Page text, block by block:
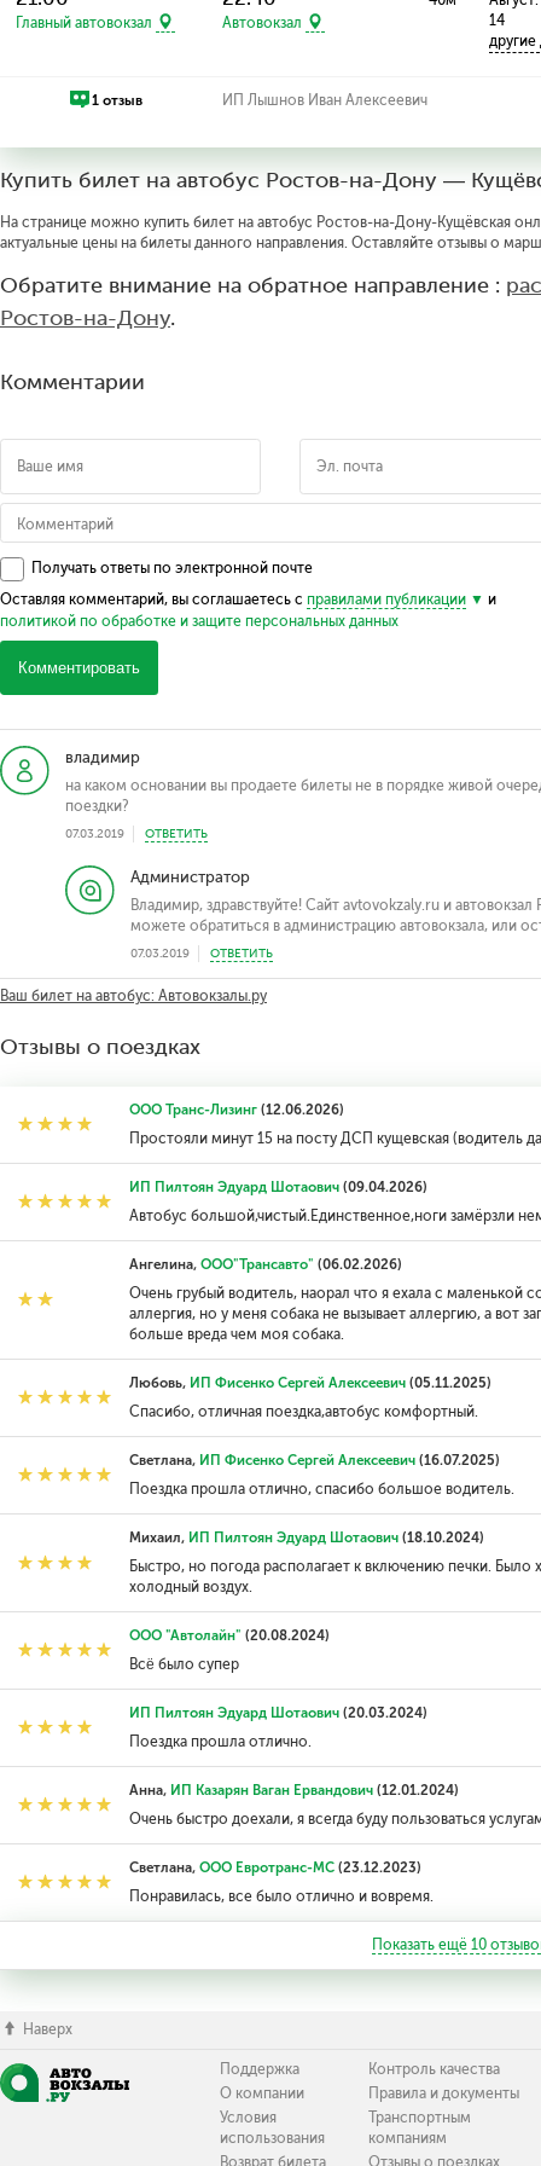
Главный автовокзал Автовокзал
14
1 отзыв ИП Лышнов Иван Алексеевич
Купить билет на автобус Ростов-на-Дону —
На странице можно купить билет на автобус Ростов-на-Дону-Кущёвская
актуальные цены на билеты данного направления. Оставляйте отзывы о
Обратите внимание на обратное направление :
Ростов-на-Дону.
Комментарии
Получать ответы по электронной почте
Оставляя комментарий, вы соглашаетесь с правилами публикации
и
политикой по обработке и защите персональных данных
Комментировать
владимир
на каком основании вы продаете билеты не в порядке живой
поездки?
07.03.2019 ОТВЕТИТЬ
Администратор
Владимир, здравствуйте! Сайт avtovokzaly.ru и
можете обратиться в администрацию автовокзала, или
07.03.2019 ОТВЕТИТЬ
Ваш билет на автобус: Автовокзалы.ру
Отзывы о поездках
ООО Транс-Лизинг(12.06.2026)
Простояли минут 15 на посту ДСП кущевская (водитель
ИП Пилтоян Эдуард Шотаович(09.04.2026)
Автобус большой,чистый.Единственное,ноги замёрзли
Ангелина, ООО"Трансавто" (06.02.2026)
Очень грубый водитель, наорал что я ехала с маленькой
аллергия, но у меня собака не вызывает аллергию, а вот
больше вреда чем моя собака.
Любовь, ИП Фисенко Сергей Алексеевич(05.11.2025)
Спасибо, отличная поездка,автобус комфортный.
Светлана, ИП Фисенко Сергей Алексеевич(16.07.2025)
Поездка прошла отлично, спасибо большое водитель.
Михаил, ИП Пилтоян Эдуард Шотаович(18.10.2024)
Быстро, но погода располагает к включению печки. Было
холодный воздух.
ООО "Автолайн" (20.08.2024)
Всë было супер
ИП Пилтоян Эдуард Шотаович(20.03.2024)
Поездка прошла отлично.
Анна, ИП Казарян Ваган Ервандович(12.01.2024)
Очень быстро доехали, я всегда буду пользоваться
Светлана, ООО Евротранс-МС(23.12.2023)
Понравилась, все было отлично и вовремя.
Показать ещё 10
Наверх
Поддержка
О компании
Условия
использования
Контроль качества
Правила и документы
Транспортным
компаниям